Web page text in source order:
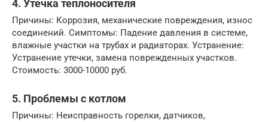
4. Утечка теплоносителя
Причины: Коррозия, механические повреждения, износ
соединений. Симптомы: Падение давления в системе,
влажные участки на трубах и радиаторах. Устранение:
Устранение утечки, замена поврежденных участков.
Стоимость: 3000-10000 руб.
5. Проблемы с котлом
Причины: Неисправность горелки, датчиков,